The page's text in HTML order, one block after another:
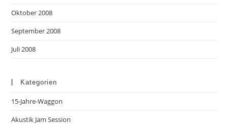
Oktober 2008
September 2008
Juli 2008
Kategorien
15-Jahre-Waggon
Akustik Jam Session